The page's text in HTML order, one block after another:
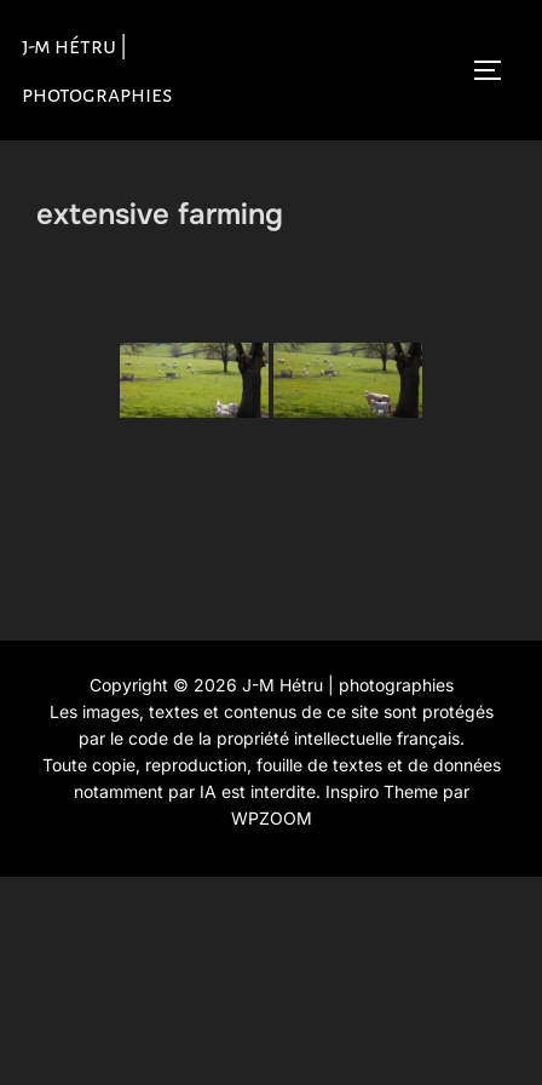
contenu
j-m hétru |
photographies
extensive farming
Copyright © 2026 J-M Hétru | photographies
Les images, textes et contenus de ce site sont protégés
par le code de la propriété intellectuelle français.
Toute copie, reproduction, fouille de textes et de données
notamment par IA est interdite. Inspiro Themepar
WPZOOM